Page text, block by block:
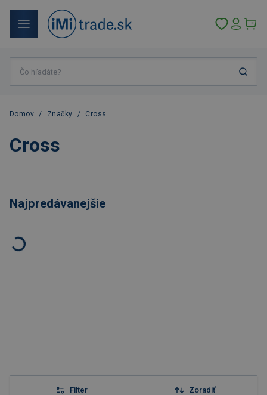
Domov / Značky / Cross
Cross
Najpredávanejšie
Filter Zoradiť